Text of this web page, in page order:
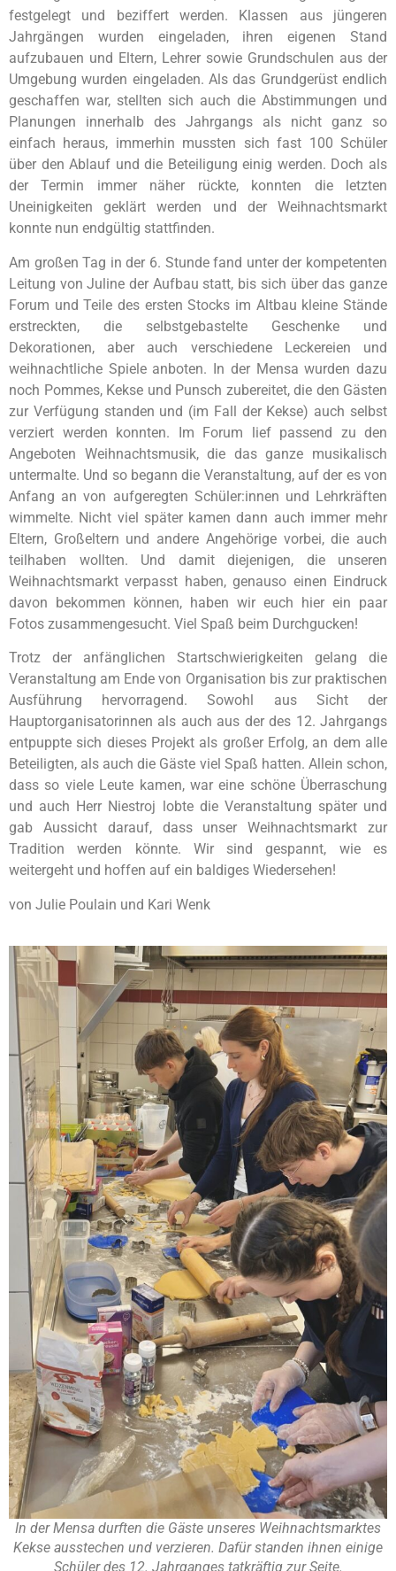
festgelegt und beziffert werden. Klassen aus jüngeren
Jahrgängen wurden eingeladen, ihren eigenen Stand
aufzubauen und Eltern, Lehrer sowie Grundschulen aus der
Umgebung wurden eingeladen. Als das Grundgerüst endlich
geschaffen war, stellten sich auch die Abstimmungen und
Planungen innerhalb des Jahrgangs als nicht ganz so
einfach heraus, immerhin mussten sich fast 100 Schüler
über den Ablauf und die Beteiligung einig werden. Doch als
der Termin immer näher rückte, konnten die letzten
Uneinigkeiten geklärt werden und der Weihnachtsmarkt
konnte nun endgültig stattfinden.
Am großen Tag in der 6. Stunde fand unter der kompetenten
Leitung von Juline der Aufbau statt, bis sich über das ganze
Forum und Teile des ersten Stocks im Altbau kleine Stände
erstreckten, die selbstgebastelte Geschenke und
Dekorationen, aber auch verschiedene Leckereien und
weihnachtliche Spiele anboten. In der Mensa wurden dazu
noch Pommes, Kekse und Punsch zubereitet, die den Gästen
zur Verfügung standen und (im Fall der Kekse) auch selbst
verziert werden konnten. Im Forum lief passend zu den
Angeboten Weihnachtsmusik, die das ganze musikalisch
untermalte. Und so begann die Veranstaltung, auf der es von
Anfang an von aufgeregten Schüler:innen und Lehrkräften
wimmelte. Nicht viel später kamen dann auch immer mehr
Eltern, Großeltern und andere Angehörige vorbei, die auch
teilhaben wollten. Und damit diejenigen, die unseren
Weihnachtsmarkt verpasst haben, genauso einen Eindruck
davon bekommen können, haben wir euch hier ein paar
Fotos zusammengesucht. Viel Spaß beim Durchgucken!
Trotz der anfänglichen Startschwierigkeiten gelang die
Veranstaltung am Ende von Organisation bis zur praktischen
Ausführung hervorragend. Sowohl aus Sicht der
Hauptorganisatorinnen als auch aus der des 12. Jahrgangs
entpuppte sich dieses Projekt als großer Erfolg, an dem alle
Beteiligten, als auch die Gäste viel Spaß hatten. Allein schon,
dass so viele Leute kamen, war eine schöne Überraschung
und auch Herr Niestroj lobte die Veranstaltung später und
gab Aussicht darauf, dass unser Weihnachtsmarkt zur
Tradition werden könnte. Wir sind gespannt, wie es
weitergeht und hoffen auf ein baldiges Wiedersehen!
von Julie Poulain und Kari Wenk
In der Mensa durften die Gäste unseres Weihnachtsmarktes
Kekse ausstechen und verzieren. Dafür standen ihnen einige
Schüler des 12. Jahrganges tatkräftig zur Seite.